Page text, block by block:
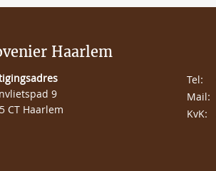
Haarlem
9
CT Haarlem
Tel:
Mail:
KvK: